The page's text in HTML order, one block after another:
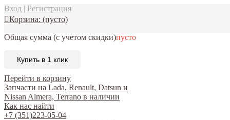
Вход | Регистрация
Корзина: (пусто)
Общая сумма (с учетом скидки)пусто
Купить в 1 клик
Перейти в корзину
Запчасти на Lada, Renault, Datsun и
Nissan Almera, Terrano в наличии
Как нас найти
+7 (351)223-05-04